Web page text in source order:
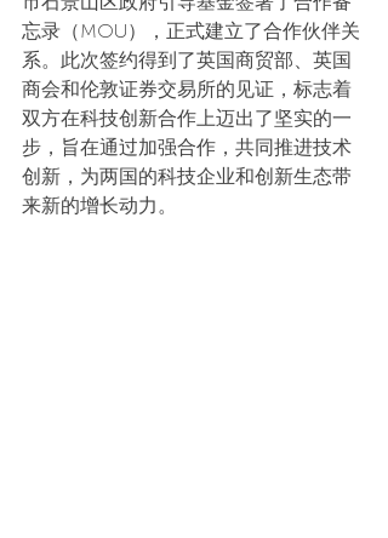
忘录（MOU），正式建立了合作伙伴关
系。此次签约得到了英国商贸部、英国
商会和伦敦证券交易所的见证，标志着
双方在科技创新合作上迈出了坚实的一
步，旨在通过加强合作，共同推进技术
创新，为两国的科技企业和创新生态带
来新的增长动力。